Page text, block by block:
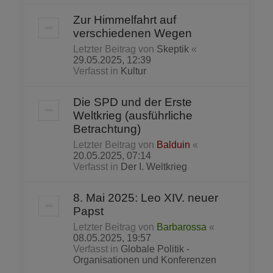
Zur Himmelfahrt auf
verschiedenen Wegen
Letzter Beitrag von Skeptik «
29.05.2025, 12:39
Verfasst in Kultur
Die SPD und der Erste
Weltkrieg (ausführliche
Betrachtung)
Letzter Beitrag von Balduin «
20.05.2025, 07:14
Verfasst in Der I. Weltkrieg
8. Mai 2025: Leo XIV. neuer
Papst
Letzter Beitrag von Barbarossa «
08.05.2025, 19:57
Verfasst in Globale Politik -
Organisationen und Konferenzen